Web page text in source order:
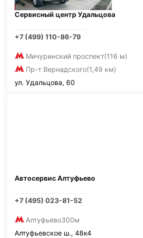
Сервисный центр Удальцова
+7 (499) 110-86-79
Мичуринский проспект(116 м)
Пр-т Вернадского(1,49 км)
ул. Удальцова, 60
Автосервис Алтуфьево
+7 (495) 023-81-52
Алтуфьево300м
Алтуфьевское ш., 48к4